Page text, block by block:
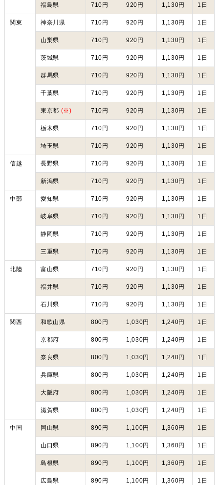
福島県 710円 920円 1,130円 1日
関東 神奈川県 710円 920円 1,130円 1日
山梨県 710円 920円 1,130円 1日
茨城県 710円 920円 1,130円 1日
群馬県 710円 920円 1,130円 1日
千葉県 710円 920円 1,130円 1日
東京都 (※) 710円 920円 1,130円 1日
栃木県 710円 920円 1,130円 1日
埼玉県 710円 920円 1,130円 1日
信越 長野県 710円 920円 1,130円 1日
新潟県 710円 920円 1,130円 1日
中部 愛知県 710円 920円 1,130円 1日
岐阜県 710円 920円 1,130円 1日
静岡県 710円 920円 1,130円 1日
三重県 710円 920円 1,130円 1日
北陸 富山県 710円 920円 1,130円 1日
福井県 710円 920円 1,130円 1日
石川県 710円 920円 1,130円 1日
関西 和歌山県 800円 1,030円 1,240円 1日
京都府 800円 1,030円 1,240円 1日
奈良県 800円 1,030円 1,240円 1日
兵庫県 800円 1,030円 1,240円 1日
大阪府 800円 1,030円 1,240円 1日
滋賀県 800円 1,030円 1,240円 1日
中国 岡山県 890円 1,100円 1,360円 1日
山口県 890円 1,100円 1,360円 1日
島根県 890円 1,100円 1,360円 1日
広島県 890円 1,100円 1,360円 1日